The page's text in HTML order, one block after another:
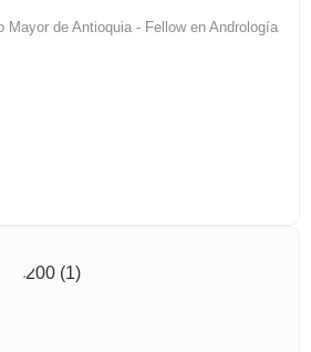
Mayor de Antioquia - Fellow en Andrología